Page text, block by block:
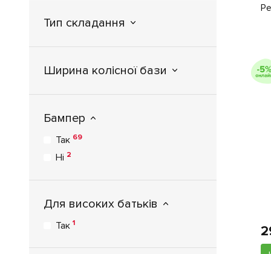
Тип складання
Ширина колісної бази
Бампер
Так 69
Ні 2
Для високих батьків
Так1